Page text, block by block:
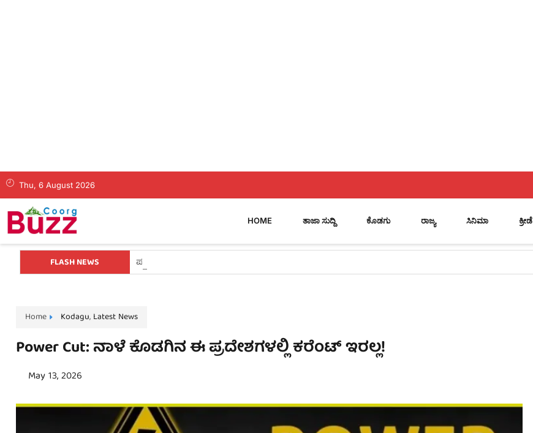
Thu, 6 August 2026
HOME ತಾಜಾ ಸುದ್ದಿ ಕೊಡಗು ರಾಜ್ಯ ಸಿನಿಮಾ ಕ್ರೀಡೆ
FLASH NEWS ಕೊಡಗಿನ ಯುವ ನಾಯಕ ಪೊನ್ನಣ್ಣಗೆ ಸಚಿವ ಸ್ಥಾನ..? ನಿಯೋಗದ ಎದುರು ಸಿಎಂ ಡಿ.ಕೆ. ಶಿವಕುಮಾರ್ ಮಹತ್ವದ ಸುಳಿವು..!
Home Kodagu, Latest News
Power Cut: ನಾಳೆ ಕೊಡಗಿನ ಈ ಪ್ರದೇಶಗಳಲ್ಲಿ ಕರೆಂಟ್ ಇರಲ್ಲ!
May 13, 2026